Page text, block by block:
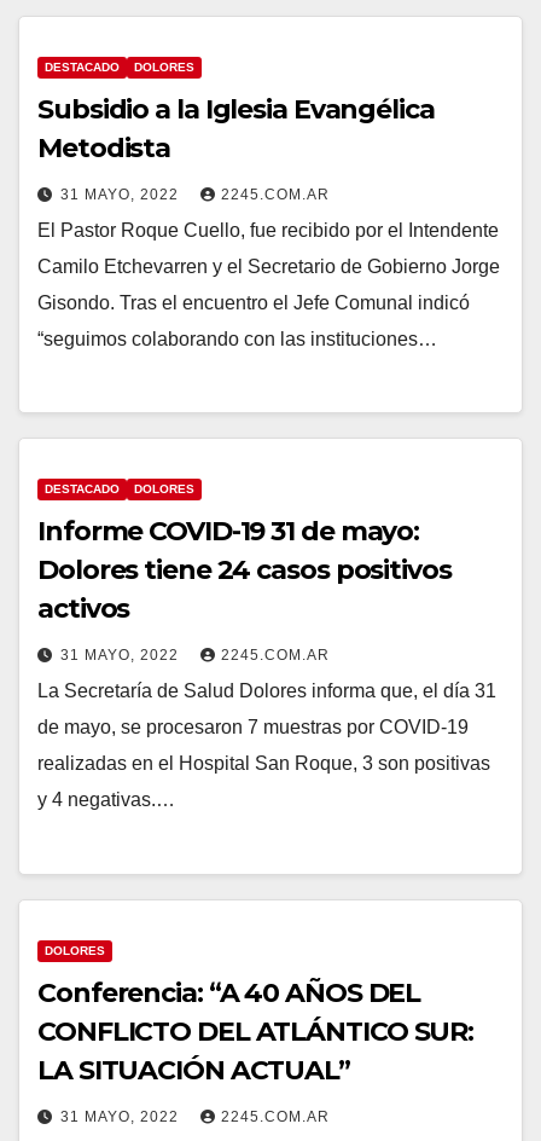
DESTACADO DOLORES
Subsidio a la Iglesia Evangélica
Metodista
31 MAYO, 2022 2245.COM.AR
El Pastor Roque Cuello, fue recibido por el Intendente
Camilo Etchevarren y el Secretario de Gobierno Jorge
Gisondo. Tras el encuentro el Jefe Comunal indicó
“seguimos colaborando con las instituciones…
DESTACADO DOLORES
Informe COVID-19 31 de mayo:
Dolores tiene 24 casos positivos
activos
31 MAYO, 2022 2245.COM.AR
La Secretaría de Salud Dolores informa que, el día 31
de mayo, se procesaron 7 muestras por COVID-19
realizadas en el Hospital San Roque, 3 son positivas
y 4 negativas.…
DOLORES
Conferencia: “A 40 AÑOS DEL
CONFLICTO DEL ATLÁNTICO SUR:
LA SITUACIÓN ACTUAL”
31 MAYO, 2022 2245.COM.AR